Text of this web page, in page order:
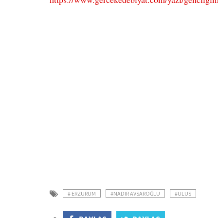
# ERZURUM #NADIR AVSAROĞLU #ULUS